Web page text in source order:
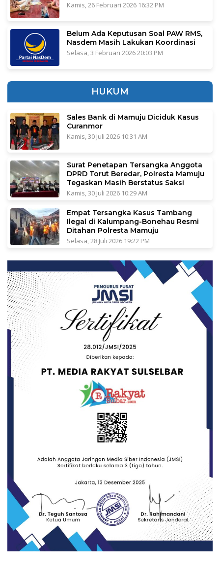
Kamis, 26 Februari 2026 16:32 PM
Belum Ada Keputusan Soal PAW RMS,
Nasdem Masih Lakukan Koordinasi
Selasa, 3 Februari 2026 20:03 PM
HUKUM
Sales Bank di Mamuju Diciduk Kasus
Curanmor
Kamis, 30 Juli 2026 10:31 AM
Surat Penetapan Tersangka Anggota
DPRD Torut Beredar, Polresta Mamuju
Tegaskan Masih Berstatus Saksi
Kamis, 30 Juli 2026 10:29 AM
Empat Tersangka Kasus Tambang
Ilegal di Kalumpang-Bonehau Resmi
Ditahan Polresta Mamuju
Selasa, 28 Juli 2026 19:22 PM